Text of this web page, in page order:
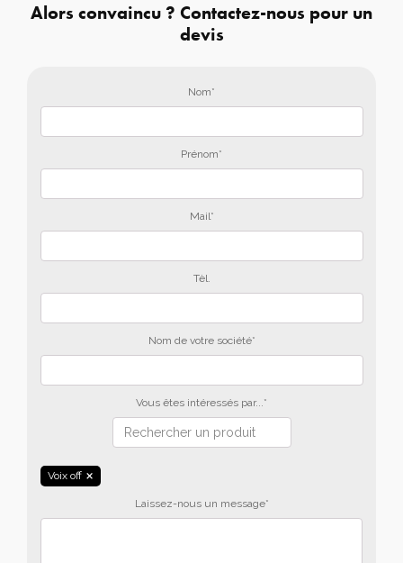
Alors convaincu ? Contactez-nous pour un
devis
Nom*
Prénom*
Mail*
Tèl.
Nom de votre société*
Vous êtes intéressés par...*
Voix off
Laissez-nous un message*